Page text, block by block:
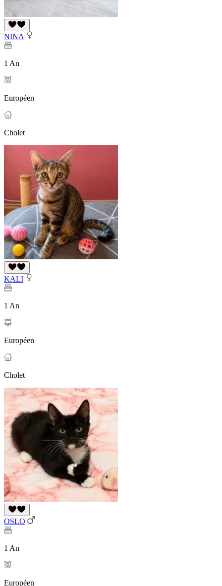
NINA
1 An
Européen
Cholet
KALI
1 An
Européen
Cholet
OSLO
1 An
Européen